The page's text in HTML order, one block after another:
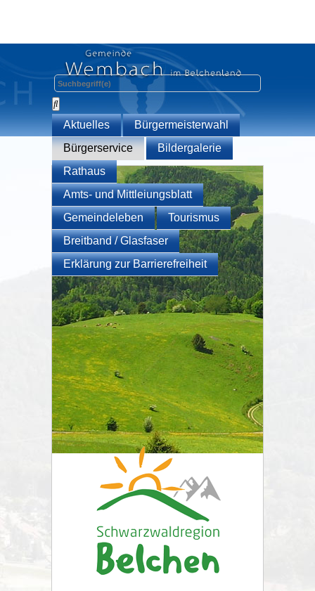
Aktuelles
Bürgermeisterwahl
Bürgerservice
Bildergalerie
Rathaus
Amts- und Mittleiungsblatt
Gemeindeleben
Tourismus
Breitband / Glasfaser
Erklärung zur Barrierefreiheit